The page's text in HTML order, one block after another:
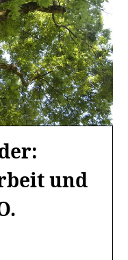
und